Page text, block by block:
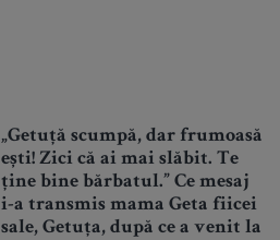
„Getuță scumpă, dar frumoasă
ești! Zici că ai mai slăbit. Te
ține bine bărbatul.” Ce mesaj
i-a transmis mama Geta fiicei
sale, Getuța, după ce a venit la